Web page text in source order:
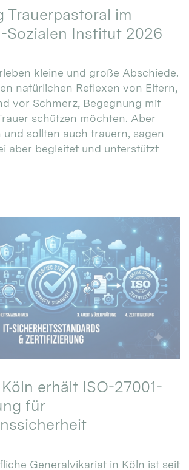
Trauerpastoral im
Sozialen Institut 2026
kleine und große Abschiede.
natürlichen Reflexen von Eltern,
vor Schmerz, Begegnung mit
schützen möchten. Aber
sollten auch trauern, sagen
aber begleitet und unterstützt
erhält ISO-27001-
für
Generalvikariat in Köln ist seit